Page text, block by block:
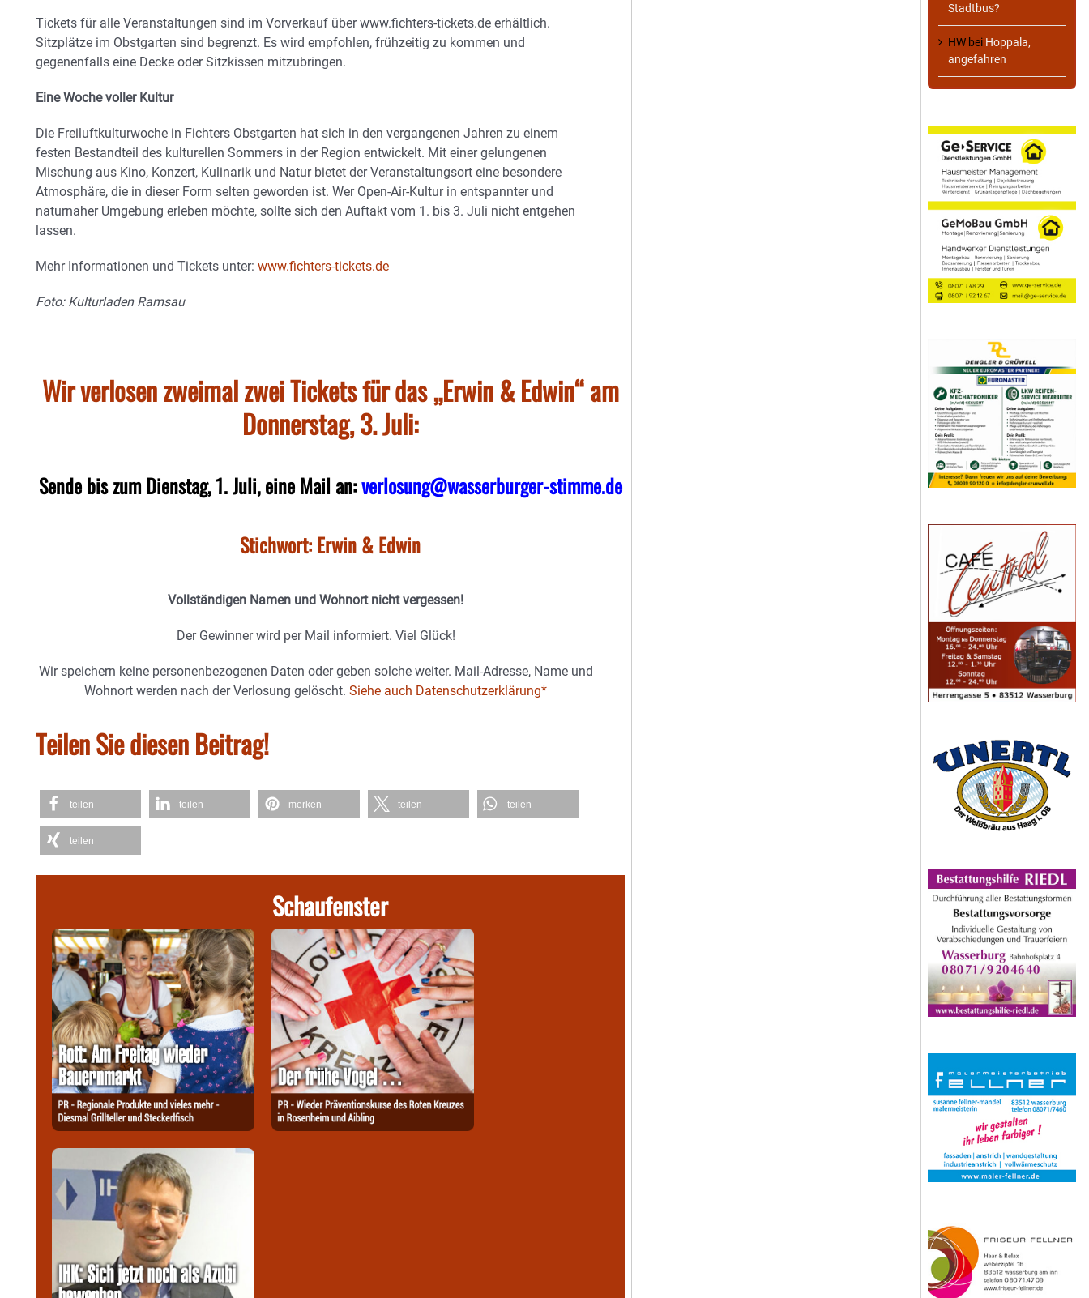
Tickets für alle Veranstaltungen sind im Vorverkauf über www.fichters-tickets.de erhältlich.
Sitzplätze im Obstgarten sind begrenzt. Es wird empfohlen, frühzeitig zu kommen und
gegenenfalls eine Decke oder Sitzkissen mitzubringen.
Eine Woche voller Kultur
Die Freiluftkulturwoche in Fichters Obstgarten hat sich in den vergangenen Jahren zu einem
festen Bestandteil des kulturellen Sommers in der Region entwickelt. Mit einer gelungenen
Mischung aus Kino, Konzert, Kulinarik und Natur bietet der Veranstaltungsort eine besondere
Atmosphäre, die in dieser Form selten geworden ist. Wer Open-Air-Kultur in entspannter und
naturnaher Umgebung erleben möchte, sollte sich den Auftakt vom 1. bis 3. Juli nicht entgehen
lassen.
Mehr Informationen und Tickets unter: www.fichters-tickets.de
Foto: Kulturladen Ramsau
Wir verlosen zweimal zwei Tickets für das „Erwin & Edwin“ am
Donnerstag, 3. Juli:
Sende bis zum Dienstag, 1. Juli, eine Mail an:verlosung@wasserburger-stimme.de
Stichwort: Erwin & Edwin
Vollständigen Namen und Wohnort nicht vergessen!
Der Gewinner wird per Mail informiert. Viel Glück!
Wir speichern keine personenbezogenen Daten oder geben solche weiter. Mail-Adresse, Name und
Wohnort werden nach der Verlosung gelöscht. Siehe auch Datenschutzerklärung*
Teilen Sie diesen Beitrag!
teilen teilen merken teilen teilen
teilen
Schaufenster
Stadtbus?
HW bei Hoppala,
angefahren